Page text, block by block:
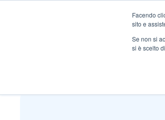
Facendo
sito e
Se non si
si è scelto